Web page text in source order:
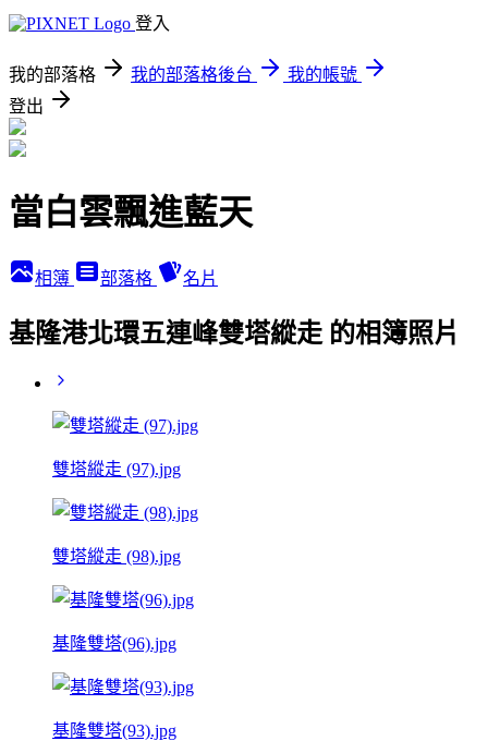
登入
我的部落格 我的部落格後台
我的帳號
登出
當白雲飄進藍天
相簿 部落格 名片
基隆港北環五連峰雙塔縱走 的相簿照片
雙塔縱走 (97).jpg
雙塔縱走 (98).jpg
基隆雙塔(96).jpg
基隆雙塔(93).jpg